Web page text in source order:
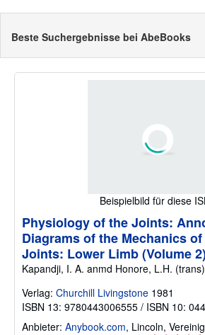
Beste Suchergebnisse bei AbeBooks
Beispielbild für diese
Physiology of the Joints:
Diagrams of the Mechanics
Joints: Lower Limb (Volume
Kapandji, I. A. anmd Honore, L.H. (trans)
Verlag: Churchill Livingstone 1981
ISBN 13: 9780443006555 / ISBN 10:
Anbieter: Anybook.com, Lincoln,